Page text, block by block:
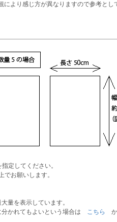
により感じ方が異なりますので参考とし
定してください。
でお願いします。
量を表示しています。
かれてもよいという場合は こちら か